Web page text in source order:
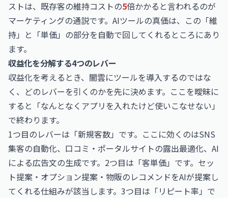
ストは、既存客の維持コストの5倍かかると言われるのが
マーケティングの通説です。AIツールの真価は、この「維
持」と「単価」の部分を自動で回してくれるところにあり
ます。
収益化を分解する4つのレバー
収益化を考えるとき、闇雲にツールを導入するのではな
く、どのレバーを引くのかを先に決めます。ここを曖昧に
すると「なんとなくアプリを入れたけど使いこなせない」
で終わります。
1つ目のレバーは「新規客数」です。ここに効くのはSNS
集客の自動化、口コミ・ポータルサイトの露出最適化、AI
による広告文の生成です。2つ目は「客単価」です。セッ
ト提案・オプション提案・物販のレコメンドをAIが提案し
てくれる仕組みが該当します。3つ目は「リピート率」で